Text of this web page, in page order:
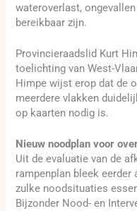
wateroverlast,
bereikbaar zijn.
Provincieraadslid Kurt
toelichting van West-
Himpe wijst erop dat de
meerdere vlakken
op kaarten nodig is.
Nieuw noodplan voor
Uit de evaluatie van de
rampenplan bleek
zulke noodsituaties
Bijzonder Nood- en